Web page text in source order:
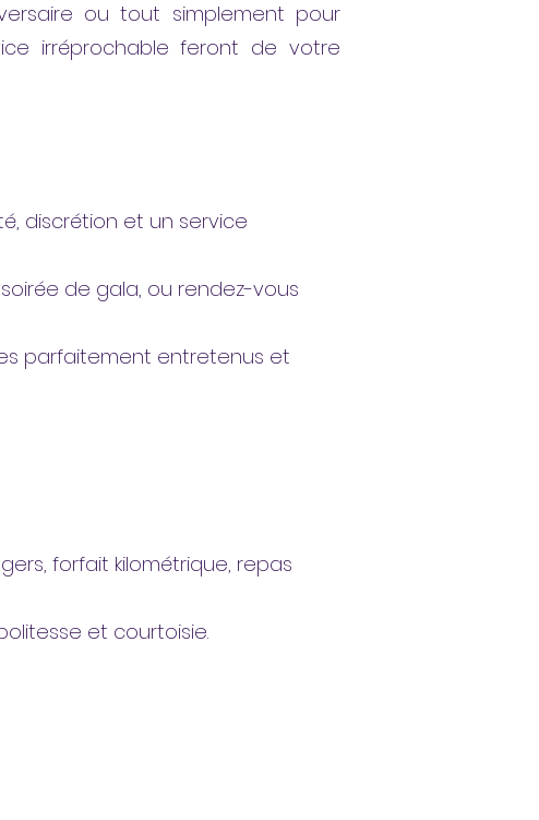
ou tout simplement pour
irréprochable feront de votre
discrétion et un service
de gala, ou rendez-vous
parfaitement entretenus et
forfait kilométrique, repas
et courtoisie.